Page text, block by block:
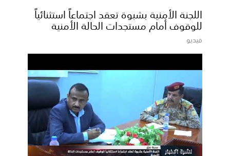
اللجنة الأمنية بشبوة تعقد اجتماعاً استثنائياً
للوقوف أمام مستجدات الحالة الأمنية
فيديو